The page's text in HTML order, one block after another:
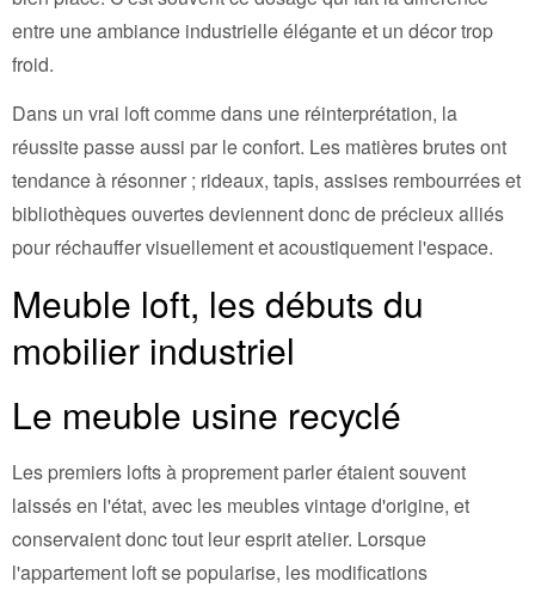
entre une ambiance industrielle élégante et un décor trop
froid.
Dans un vrai loft comme dans une réinterprétation, la
réussite passe aussi par le confort. Les matières brutes ont
tendance à résonner ; rideaux, tapis, assises rembourrées et
bibliothèques ouvertes deviennent donc de précieux alliés
pour réchauffer visuellement et acoustiquement l'espace.
Meuble loft, les débuts du
mobilier industriel
Le meuble usine recyclé
Les premiers lofts à proprement parler étaient souvent
laissés en l'état, avec les meubles vintage d'origine, et
conservaient donc tout leur esprit atelier. Lorsque
l'appartement loft se popularise, les modifications